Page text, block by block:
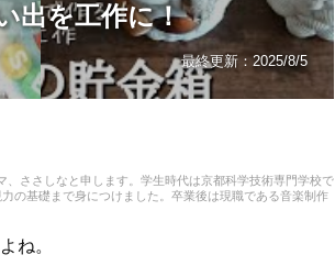
出を工作に！
最終更新：2025/8/5
ささしなと申します。学生時代は京都科学技術専門学校で
の基礎まで身につけました。卒業後は現職である音楽制作
ね。